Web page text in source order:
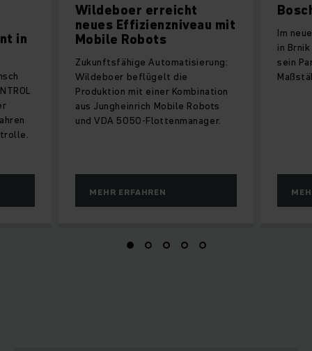
Wildeboer erreicht
neues Effizienzniveau mit
Mobile Robots
Zukunftsfähige Automatisierung:
Wildeboer beflügelt die
Produktion mit einer Kombination
aus Jungheinrich Mobile Robots
und VDA 5050-Flottenmanager.
MEHR ERFAHREN
Im
in
sein
in